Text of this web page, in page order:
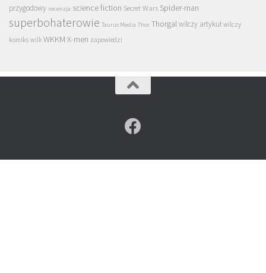
przygodowy recenzja science fiction Secret Wars Spider-man
superbohaterowie Taurus Media Thor Thorgal wilczy artykuł wilczy
komiks wilk WKKM X-men zapowiedzi